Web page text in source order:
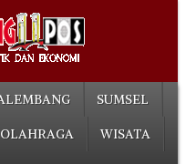
SUMSEL
OLAHRAGA WISATA